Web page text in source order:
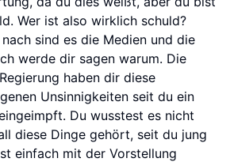
Wer ist also wirklich schuld?
sind es die Medien und die
werde dir sagen warum. Die
haben dir diese
Unsinnigkeiten seit du ein
Du wusstest es nicht
diese Dinge gehört, seit du jung
einfach mit der Vorstellung